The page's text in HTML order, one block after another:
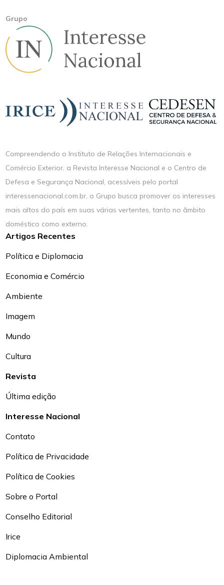
Grupo
Compreendendo o Instituto de Relações Internacionais e
Comércio Exterior, a Revista Interesse Nacional e o Centro de
Defesa e Segurança Nacional, acessíveis pelo portal
interessenacional.com.br, o Grupo busca promover os interesses
mais altos do país em suas várias vertentes, tanto no âmbito
doméstico como externo.
Artigos Recentes
Política e Diplomacia
Economia e Comércio
Ambiente
Imagem
Mundo
Cultura
Revista
Última edição
Interesse Nacional
Contato
Política de Privacidade
Política de Cookies
Sobre o Portal
Conselho Editorial
Irice
Diplomacia Ambiental